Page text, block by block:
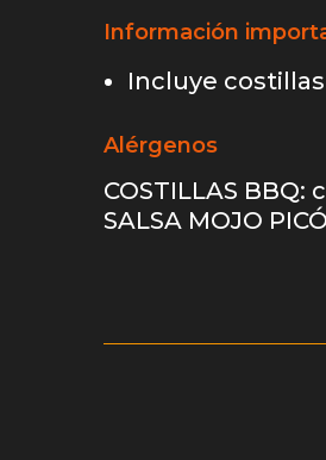
Información
Incluye
Alérgenos
COSTILLAS
SALSA MOJO